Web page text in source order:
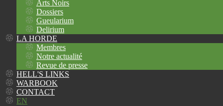
Arts Noirs
Dossiers
Gueularium
Delirium
LA HORDE
Membres
Notre actualité
Revue de presse
HELL'S LINKS
WARBOOK
CONTACT
EN